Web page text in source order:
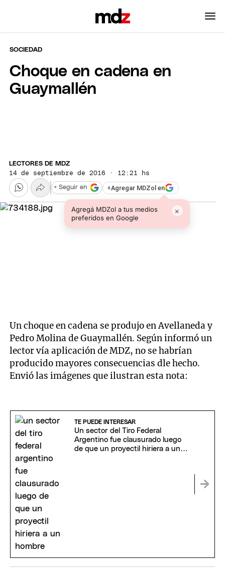
SOCIEDAD
Choque en cadena en
Guaymallén
LECTORES DE MDZ
14 de septiembre de 2016 · 12:21 hs
+Agregar MDZol en
Agregá MDZol a tus medios
preferidos en Google
×
+ Seguir en
Un choque en cadena se produjo en Avellaneda y
Pedro Molina de Guaymallén. Según informó un
lector vía aplicación de MDZ, no se habrían
producido mayores consecuencias dle hecho.
Envió las imágenes que ilustran esta nota:
TE PUEDE INTERESAR
Un sector del Tiro Federal
Argentino fue clausurado luego
de que un proyectil hiriera a un